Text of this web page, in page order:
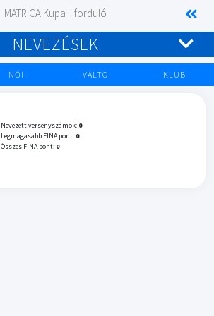
MATRICA Kupa I. forduló
NEVEZÉSEK
NŐI VÁLTÓ KLUB
Nevezett versenyszámok: 0
Legmagasabb FINA pont: 0
Összes FINA pont: 0